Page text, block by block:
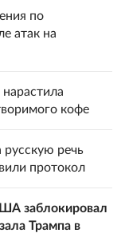
по
атак на
нарастила
кофе
русскую речь
протокол
заблокировал
Трампа в